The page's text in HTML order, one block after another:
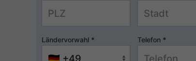
Ländervorwahl * Telefon *